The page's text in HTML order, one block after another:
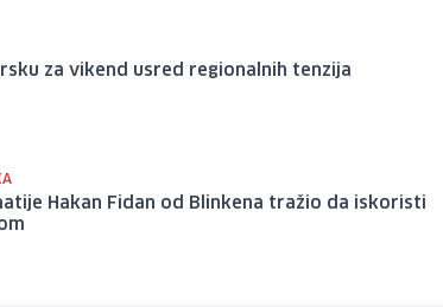
za vikend usred regionalnih tenzija
Hakan Fidan od Blinkena tražio da iskoristi